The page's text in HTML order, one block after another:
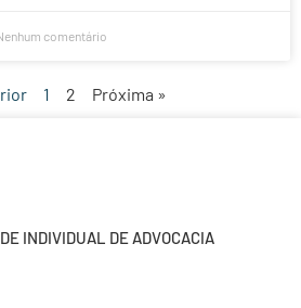
comentário
1 2 Próxima »
INDIVIDUAL DE ADVOCACIA